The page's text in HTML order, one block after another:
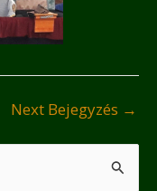
Next Bejegyzés →